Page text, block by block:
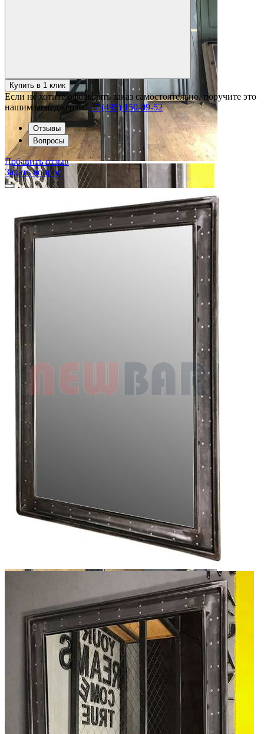
Купить в 1 клик
Если не хотите оформлять заказ самостоятельно, поручите это
нашим менеджерам:+7 (495) 150-09-52
Отзывы
Вопросы
Добавить отзыв
Задать вопрос